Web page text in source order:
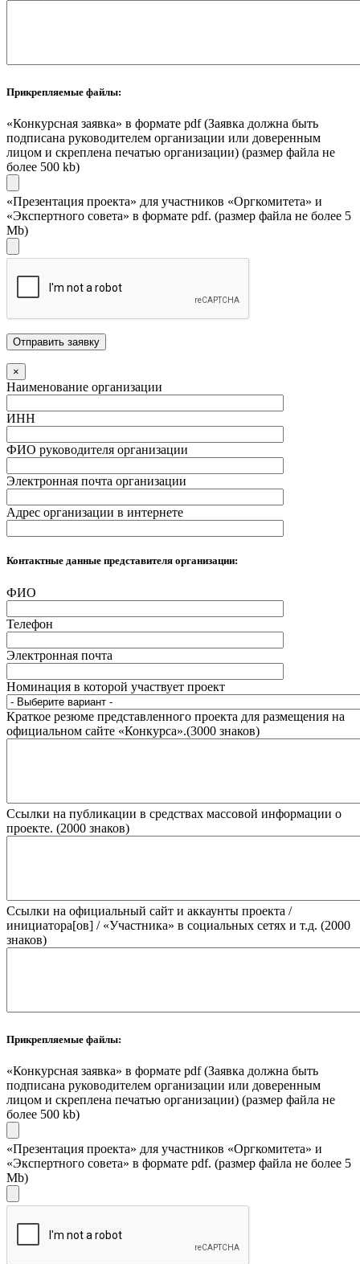
Прикрепляемые файлы:
«Конкурсная заявка» в формате pdf (Заявка должна быть
подписана руководителем организации или доверенным
лицом и скреплена печатью организации) (размер файла не
более 500 kb)
«Презентация проекта» для участников «Оргкомитета» и
«Экспертного совета» в формате pdf. (размер файла не более 5
Mb)
×
Наименование организации
ИНН
ФИО руководителя организации
Электронная почта организации
Адрес организации в интернете
Контактные данные представителя организации:
ФИО
Телефон
Электронная почта
Номинация в которой участвует проект
Краткое резюме представленного проекта для размещения на
официальном сайте «Конкурса».(3000 знаков)
Ссылки на публикации в средствах массовой информации о
проекте. (2000 знаков)
Ссылки на официальный сайт и аккаунты проекта /
инициатора[ов] / «Участника» в социальных сетях и т.д. (2000
знаков)
Прикрепляемые файлы:
«Конкурсная заявка» в формате pdf (Заявка должна быть
подписана руководителем организации или доверенным
лицом и скреплена печатью организации) (размер файла не
более 500 kb)
«Презентация проекта» для участников «Оргкомитета» и
«Экспертного совета» в формате pdf. (размер файла не более 5
Mb)